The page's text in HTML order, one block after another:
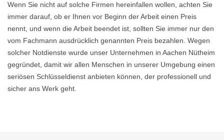
Wenn Sie nicht auf solche Firmen hereinfallen wollen, achten Sie
immer darauf, ob er Ihnen vor Beginn der Arbeit einen Preis
nennt, und wenn die Arbeit beendet ist, sollten Sie immer nur den
vom Fachmann ausdrücklich genannten Preis bezahlen. Wegen
solcher Notdienste wurde unser Unternehmen in Aachen Nütheim
gegründet, damit wir allen Menschen in unserer Umgebung einen
seriösen Schlüsseldienst anbieten können, der professionell und
sicher ans Werk geht.